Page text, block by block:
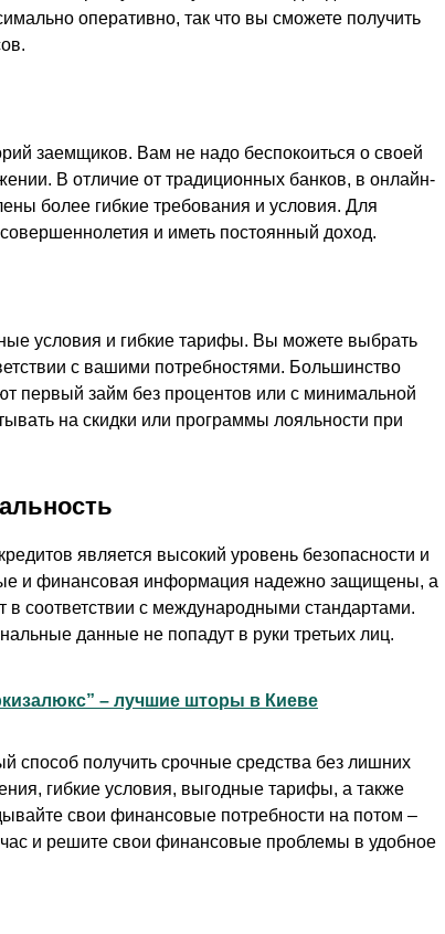
оперативно, так что вы сможете получить
заемщиков. Вам не надо беспокоиться о своей
В отличие от традиционных банков, в онлайн-
более гибкие требования и условия. Для
и иметь постоянный доход.
условия и гибкие тарифы. Вы можете выбрать
с вашими потребностями. Большинство
первый займ без процентов или с минимальной
на скидки или программы лояльности при
является высокий уровень безопасности и
и финансовая информация надежно защищены, а
соответствии с международными стандартами.
данные не попадут в руки третьих лиц.
– лучшие шторы в Киеве
способ получить срочные средства без лишних
гибкие условия, выгодные тарифы, а также
свои финансовые потребности на потом –
и решите свои финансовые проблемы в удобное